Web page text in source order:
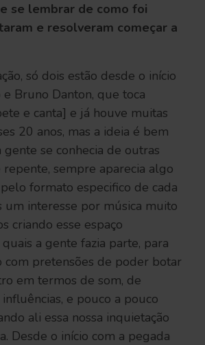
se lembrar de como foi
e resolveram começar a
só dois estão desde o início
Bruno Danton, que toca
e canta] e já houve muitas
20 anos, mas a ideia é bem
se conhecia de outras
repente, sempre aparecia algo
formato especifico de cada
um interesse por música muito
criando esse espaço
a gente fazia parte, para
pretensões de poder botar
em termos de som, de
e pouco a pouco
ali essa nossa inquietação
Desde o início com a pegada